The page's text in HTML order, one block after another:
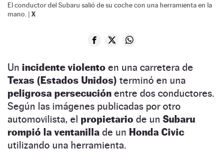
El conductor del Subaru salió de su coche con una herramienta en la
mano. | X
Un incidente violento en una carretera de
Texas (Estados Unidos) terminó en una
peligrosa persecución entre dos conductores.
Según las imágenes publicadas por otro
automovilista, el propietario de un Subaru
rompió la ventanilla de un Honda Civic
utilizando una herramienta.